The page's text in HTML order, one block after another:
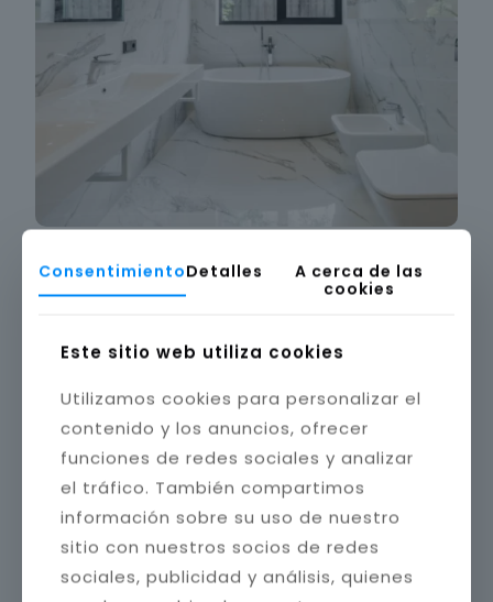
ConsentimientoDetalles
A cerca de las
cookies
Este sitio web utiliza cookies
Utilizamos cookies para personalizar el
contenido y los anuncios, ofrecer
funciones de redes sociales y analizar
el tráfico. También compartimos
información sobre su uso de nuestro
sitio con nuestros socios de redes
sociales, publicidad y análisis, quienes